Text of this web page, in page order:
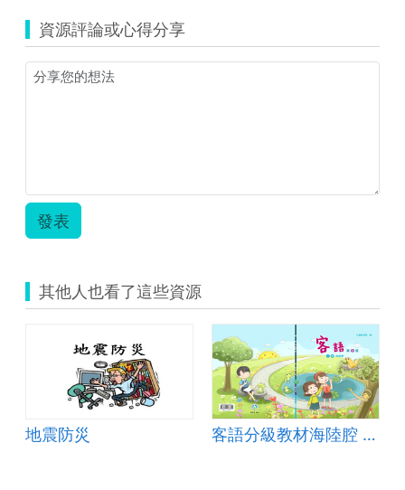
資源評論或心得分享
發表
其他人也看了這些資源
地震防災 客語分級教材海陸腔 第一級第一冊（下冊）